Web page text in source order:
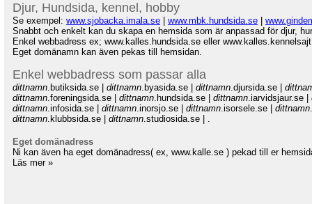
Djur, Hundsida, kennel, hobby
Se exempel: www.sjobacka.imala.se www.mbk.hundsida.se
Snabbt och enkelt kan du skapa en hemsida som är anpassad för djur,
Enkel webbadress ex; www.kalles.hundsida.se eller
Eget domänamn kan även pekas till hemsidan.
Enkel webbadress som passar alla
dittnamn.butiksida.se | dittnamn.byasida.se | dittnamn.djursida.se |
dittnamn.foreningsida.se | dittnamn.hundsida.se | dittnamn.iarvidsjaur.se |
dittnamn.infosida.se | dittnamn.inorsjo.se | dittnamn.isorsele.se | dittnamn
dittnamn.klubbsida.se | dittnamn.studiosida.se | .
Eget domänadress
Ni kan även ha eget domänadress( ex, www.kalle.se ) pekad till er
Läs mer »